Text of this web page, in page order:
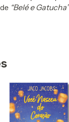
“Belé e Gatucha”